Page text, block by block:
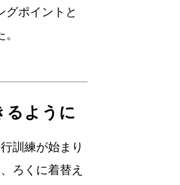
グポイントと
るように
訓練が始まり
ろくに着替え